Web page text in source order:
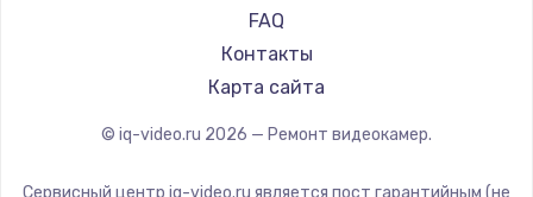
FAQ
Контакты
Карта сайта
© iq-video.ru 2026 — Ремонт видеокамер.
Сервисный центр iq-video.ru является пост гарантийным (не